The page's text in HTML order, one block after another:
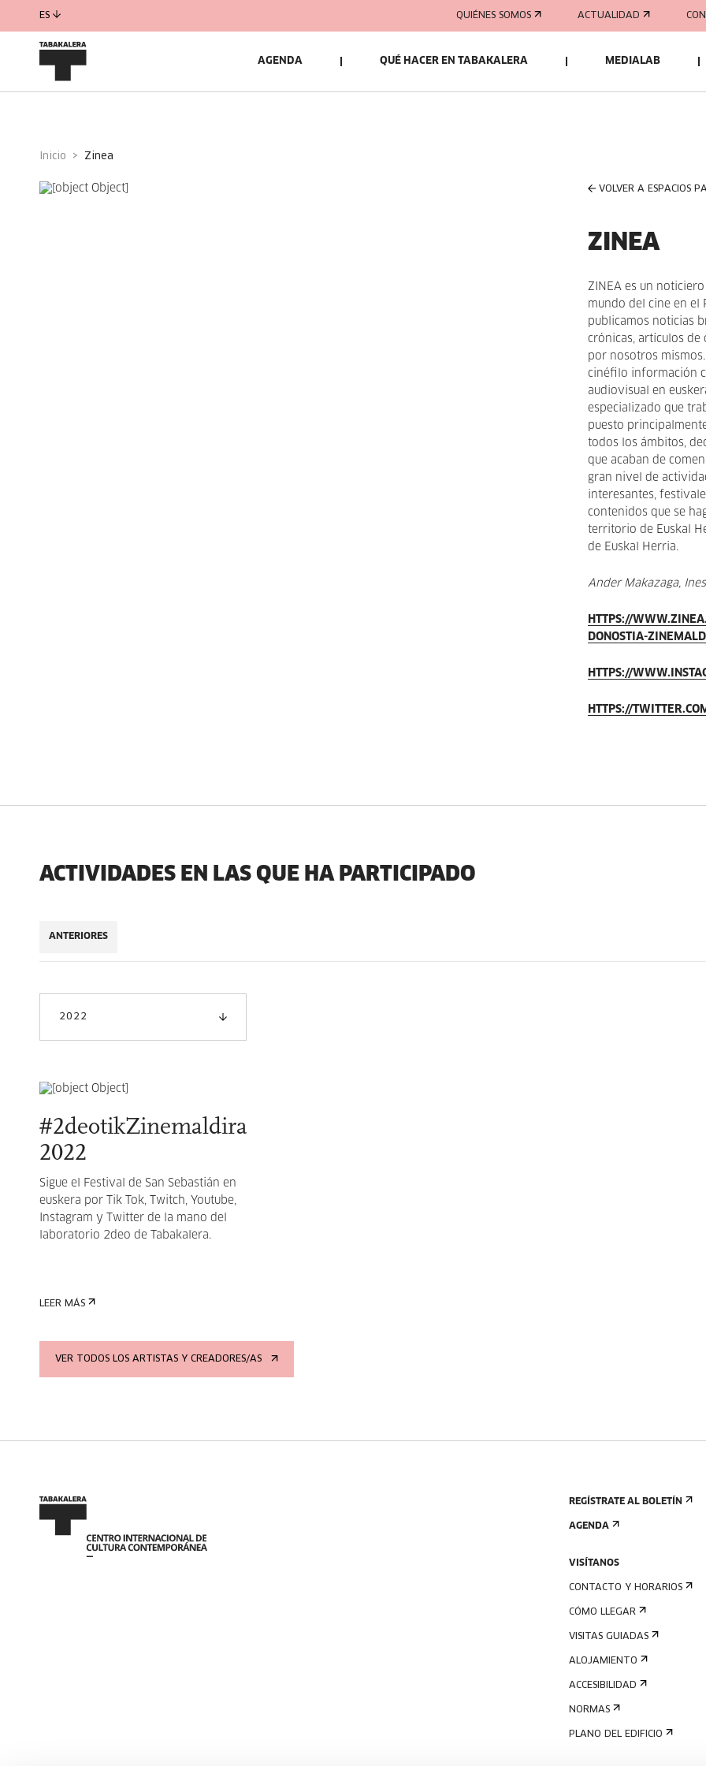
ES QUIÉNES SOMOS ACTUALIDAD
AGENDA QUÉ HACER EN TABAKALERA MEDIALAB
Inicio zinea
VOLVER A ESPACIOS
ZINEA
ZINEA es un
mundo del cine en el
publicamos noticias
crónicas, artículos de
por nosotros
cinéfilo información
audiovisual en
especializado que
puesto
todos los ámbitos,
que acaban de
gran nivel de
interesantes,
contenidos que se
territorio de Euskal
de Euskal Herria.
Ander Makazaga,
HTTPS://
DONOSTIA-
HTTPS://
HTTPS://
ACTIVIDADES EN LAS QUE HA PARTICIPADO
ANTERIORES
2022
#2deotikZinemaldira
2022
Sigue el Festival de San Sebastián en
euskera por Tik Tok, Twitch, Youtube,
Instagram y Twitter de la mano del
laboratorio 2deo de Tabakalera.
LEER MÁS
VER TODOS LOS ARTISTAS Y CREADORES/AS
REGÍSTRATE AL BOLETÍN
AGENDA
VISÍTANOS
CONTACTO Y HORARIOS
CÓMO LLEGAR
VISITAS GUIADAS
ALOJAMIENTO
ACCESIBILIDAD
NORMAS
PLANO DEL EDIFICIO